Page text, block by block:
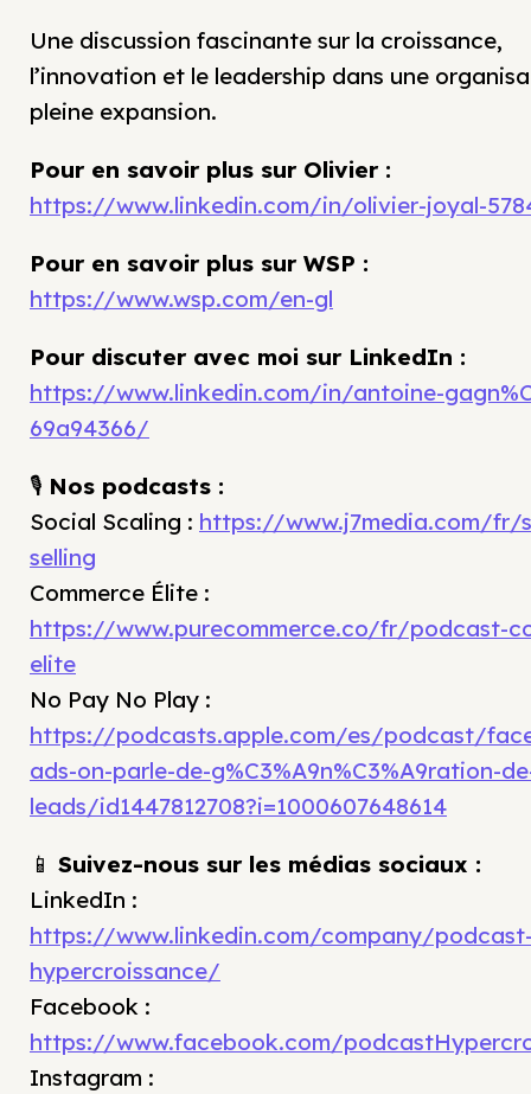
Une discussion fascinante sur la croissance,
l’innovation et le leadership dans une
pleine expansion.
Pour en savoir plus sur Olivier :
https://www.linkedin.com/in/olivier-joyal-
Pour en savoir plus sur WSP :
https://www.wsp.com/en-gl
Pour discuter avec moi sur LinkedIn :
https://www.linkedin.com/in/antoine-
69a94366/
🎙 Nos podcasts :
Social Scaling : https://www.j7media.com/fr/
selling
Commerce Élite :
https://www.purecommerce.co/fr/podcast-
elite
No Pay No Play :
https://podcasts.apple.com/es/podcast/
ads-on-parle-de-g%C3%A9n%C3%A9ration-
leads/id1447812708?i=1000607648614
📱 Suivez-nous sur les médias sociaux :
LinkedIn :
https://www.linkedin.com/company/
hypercroissance/
Facebook :
https://www.facebook.com/
Instagram :